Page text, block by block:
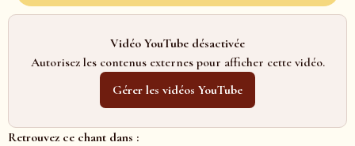
Vidéo YouTube désactivée
Autorisez les contenus externes pour afficher cette vidéo.
Gérer les vidéos YouTube
Retrouvez ce chant dans :